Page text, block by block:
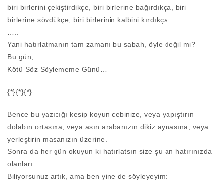
biri birlerini çekiştirdikçe, biri birlerine bağırdıkça, biri
birlerine sövdükçe, biri birlerinin kalbini kırdıkça…
…..
Yani hatırlatmanın tam zamanı bu sabah, öyle değil mi?
Bu gün;
Kötü Söz Söylememe Günü…
{*}{*}{*}
Bence bu yazıcığı kesip koyun cebinize, veya yapıştırın
dolabın ortasına, veya asın arabanızın dikiz aynasına, veya
yerleştirin masanızın üzerine.
Sonra da her gün okuyun ki hatırlatsın size şu an hatırınızda
olanları…
Biliyorsunuz artık, ama ben yine de söyleyeyim: